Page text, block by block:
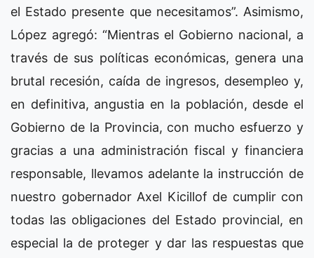
el Estado presente que necesitamos”. Asimismo,
López agregó: “Mientras el Gobierno nacional, a
través de sus políticas económicas, genera una
brutal recesión, caída de ingresos, desempleo y,
en definitiva, angustia en la población, desde el
Gobierno de la Provincia, con mucho esfuerzo y
gracias a una administración fiscal y financiera
responsable, llevamos adelante la instrucción de
nuestro gobernador Axel Kicillof de cumplir con
todas las obligaciones del Estado provincial, en
especial la de proteger y dar las respuestas que